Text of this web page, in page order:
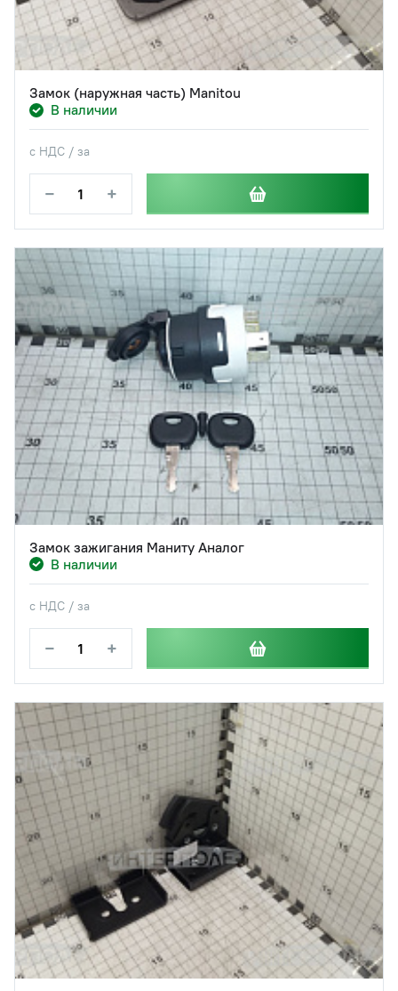
Замок (наружная часть) Manitou
В наличии
с НДС / за
− +
Замок зажигания Маниту Аналог
В наличии
с НДС / за
− +